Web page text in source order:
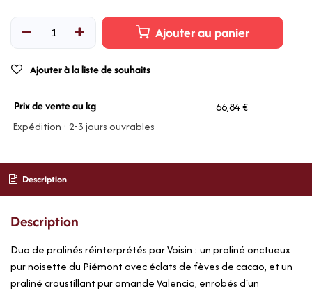
Ajouter au panier
Ajouter à la liste de souhaits
Prix de vente au kg
66,84 €
Expédition : 2-3 jours ouvrables
Description
Description
Duo de pralinés réinterprétés par Voisin : un praliné onctueux
pur noisette du Piémont avec éclats de fèves de cacao, et un
praliné croustillant pur amande Valencia, enrobés d'un